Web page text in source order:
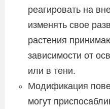
реагировать на
изменять свое
растения
зависимости от
или в тени.
Модификация
могут